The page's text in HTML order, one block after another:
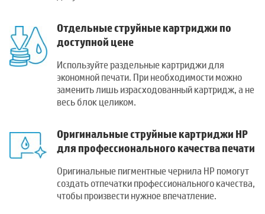
Отдельные струйные картриджи по
доступной цене
Используйте раздельные картриджи для
экономной печати. При необходимости можно
заменить лишь израсходованный картридж, а не
весь блок целиком.
Оригинальные струйные картриджи HP
для профессионального качества печати
Оригинальные пигментные чернила HP помогут
создать отпечатки профессионального качества,
чтобы произвести нужное впечатление.